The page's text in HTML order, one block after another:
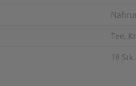
Tee,
18 Stk.